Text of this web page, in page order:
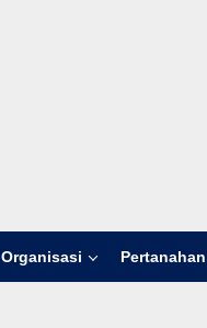
Organisasi Pertanahan